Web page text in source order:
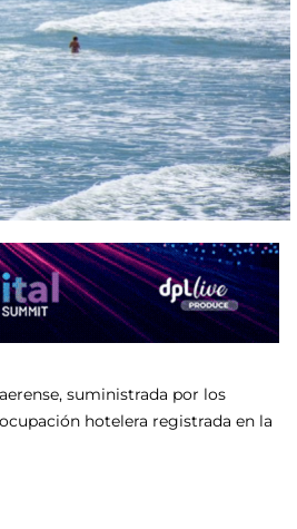
suministrada por los
hotelera registrada en la